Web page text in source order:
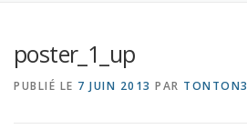
poster_1_up
PUBLIÉ LE 7 JUIN 2013 PAR TONTON3